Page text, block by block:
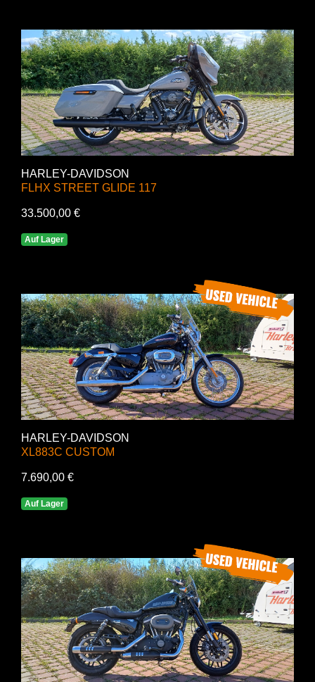
HARLEY-DAVIDSON
FLHX STREET GLIDE 117
33.500,00 €
Auf Lager
HARLEY-DAVIDSON
XL883C CUSTOM
7.690,00 €
Auf Lager